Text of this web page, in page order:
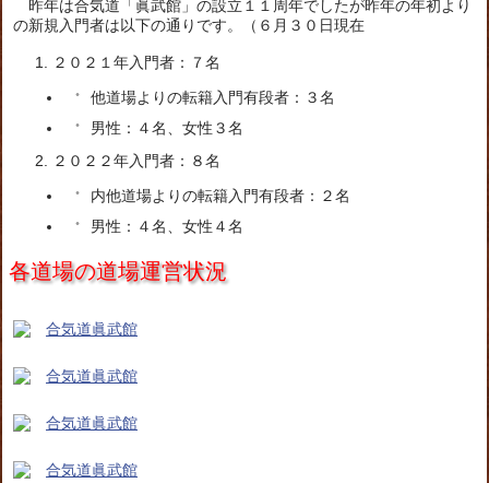
昨年は合気道「眞武館」の設立１１周年でしたが昨年の年初より
の新規入門者は以下の通りです。（６月３０日現在
２０２１年入門者：７名
他道場よりの転籍入門有段者：３名
男性：４名、女性３名
２０２２年入門者：８名
内他道場よりの転籍入門有段者：２名
男性：４名、女性４名
各道場の道場運営状況